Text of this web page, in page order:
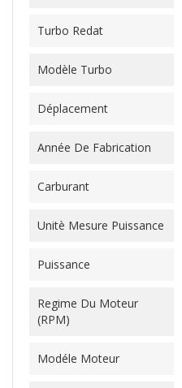
Turbo Redat
Modèle Turbo
Déplacement
Année De Fabrication
Carburant
Unitè Mesure Puissance
Puissance
Regime Du Moteur
(RPM)
Modéle Moteur